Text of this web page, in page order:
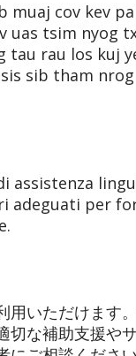
muaj cov kev
uas tsim nyog
tau rau los kuj
sib tham
assistenza
adeguati per
いただけます
な補助支援や